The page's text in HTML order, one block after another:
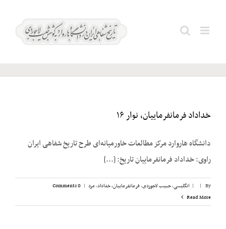
ایران؛‌
خداداد فرمانفرماییان، نوار ۱۶
دانشگاه هاروارد مرکز مطالعات خاورمیانه‌ای طرح تاریخ شفاهی ایران
راوی: خداداد فرمانفرماییان تاریخ: [...]
By
|
| انگلیسی,حبیب لاجوردی,فرمانفرماییان، خداداد,مرد |
0 Comments
Read More